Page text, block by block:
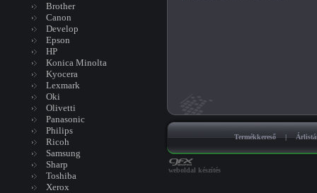
Brother
Canon
Develop
Epson
HP
Konica Minolta
Kyocera
Lexmark
Oki
Olivetti
Panasonic
Philips
Ricoh
Samsung
Sharp
Toshiba
Xerox
Termékkereső |
weboldal készítés